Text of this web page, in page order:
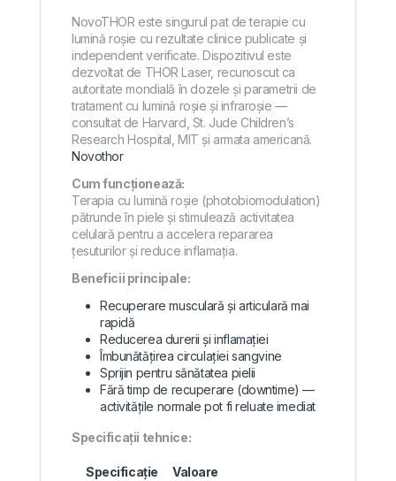
NovoTHOR este singurul pat de terapie cu
lumină roșie cu rezultate clinice publicate și
independent verificate. Dispozitivul este
dezvoltat de THOR Laser, recunoscut ca
autoritate mondială în dozele și parametrii de
tratament cu lumină roșie și infraroșie —
consultat de Harvard, St. Jude Children’s
Research Hospital, MIT și armata americană.
Novothor
Cum funcționează:
Terapia cu lumină roșie (photobiomodulation)
pătrunde în piele și stimulează activitatea
celulară pentru a accelera repararea
țesuturilor și reduce inflamația.
Beneficii principale:
Recuperare musculară și articulară mai
rapidă
Reducerea durerii și inflamației
Îmbunătățirea circulației sangvine
Sprijin pentru sănătatea pielii
Fără timp de recuperare (downtime) —
activitățile normale pot fi reluate imediat
Specificații tehnice:
Specificație Valoare